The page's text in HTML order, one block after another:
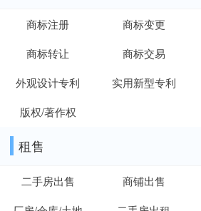
商标注册 商标变更
商标转让
商标交易
外观设计专利
实用新型专利
版权/著作权
租售
二手房出售 商铺出售